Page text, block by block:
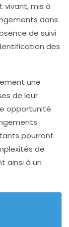
vivant, mis à
dans
de suivi
des
une
de leur
opportunité
pourront
de
ainsi à un